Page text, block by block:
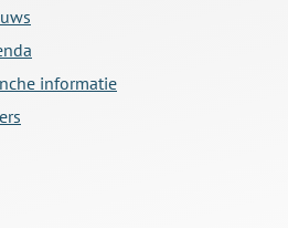
informatie